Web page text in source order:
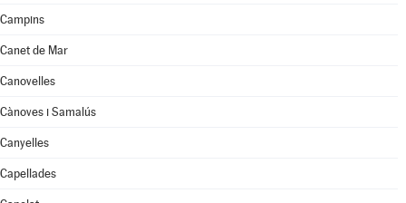
Campins
Canet de Mar
Canovelles
Cànoves i Samalús
Canyelles
Capellades